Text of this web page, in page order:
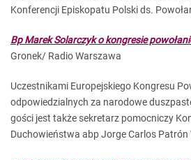
Konferencji Episkopatu Polski ds.
Bp Marek Solarczyk o kongresie
Gronek/ Radio Warszawa
Uczestnikami Europejskiego Kongresu
odpowiedzialnych za narodowe
gości jest także sekretarz pomocniczy
Duchowieństwa abp Jorge Carlos Patrón